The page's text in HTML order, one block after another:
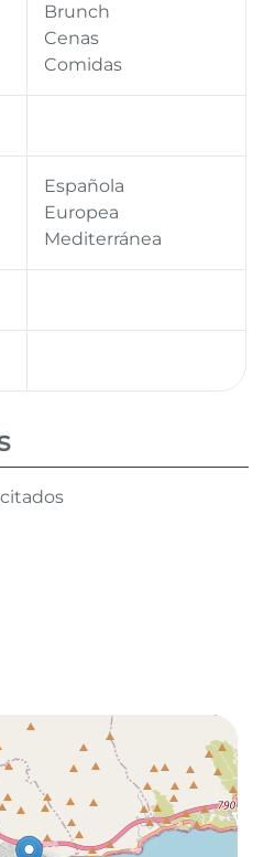
Brunch
Cenas
Comidas
Española
Europea
Mediterránea